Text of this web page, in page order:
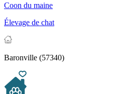
Coon du maine
Élevage de chat
Baronville (57340)